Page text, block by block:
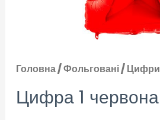
Головна/Фольговані/Цифри
Цифра 1 червона